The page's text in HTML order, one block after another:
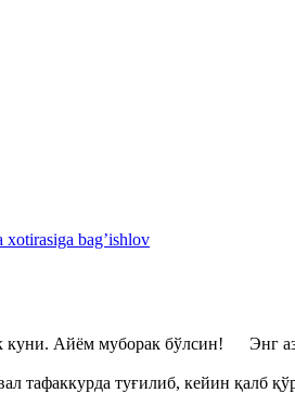
bag’ishlov
куни. Айём муборак бўлсин! Энг
тафаккурда туғилиб, кейин қалб